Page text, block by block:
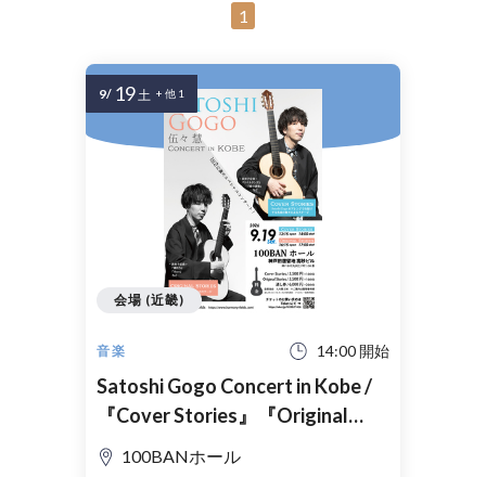
1
音楽 14:00 開始
Satoshi Gogo Concert in Kobe /
『Cover Stories』『Original
Stories』
100BANホール
会場 (近畿)
9/ 19土 + 他 1